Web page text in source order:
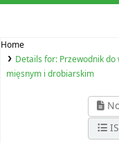
Home
Details for: Przewodnik
mięsnym i drobiarskim